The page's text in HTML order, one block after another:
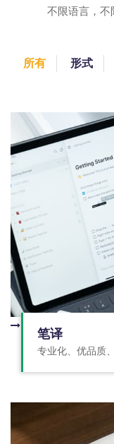
不限语言，不
所有 形式
笔译
专业化、优品质